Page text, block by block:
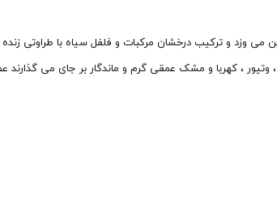
می وزد و ترکیب درخشان مرکبات و فلفل سیاه با طراوتی
وتیور ، کهربا و مشک عمقی گرم و ماندگار بر جای می